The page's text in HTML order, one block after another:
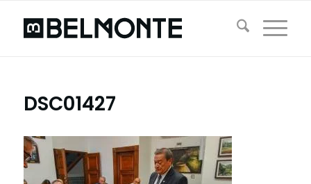
DSC01427